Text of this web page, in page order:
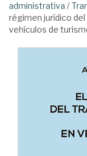
administrativa /
régimen jurídico
vehículos de